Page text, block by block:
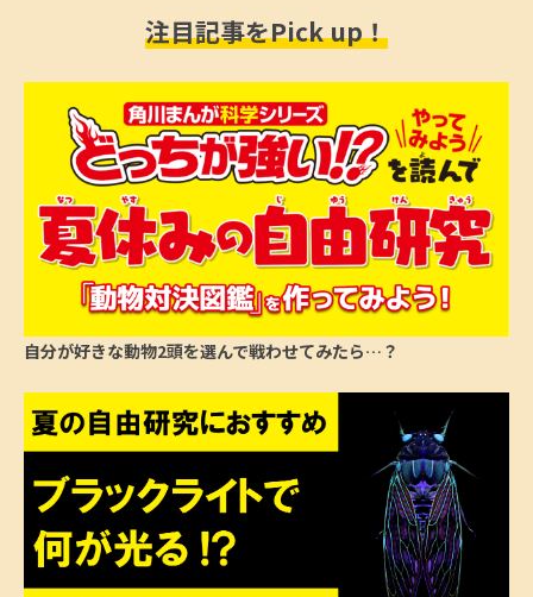
注目記事をPick up！
自分が好きな動物2頭を選んで戦わせてみたら…？